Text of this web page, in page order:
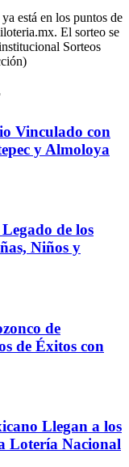
está en los puntos de
El sorteo se
Sorteos
Vinculado con
y Almoloya
de los
Niños y
de
de Éxitos con
Llegan a los
Lotería Nacional